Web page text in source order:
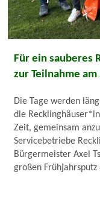
Für ein sauberes
zur Teilnahme
Die Tage werden
die
Zeit, gemeinsam
Servicebetriebe
Bürgermeister Axel
großen Frühjahrsputz